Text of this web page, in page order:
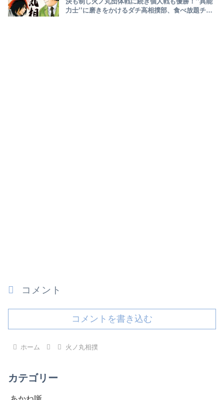
力士’’に磨きをかけるダチ高相撲部、食べ放題チャ
コメント
コメントを書き込む
ホーム 火ノ丸相撲
カテゴリー